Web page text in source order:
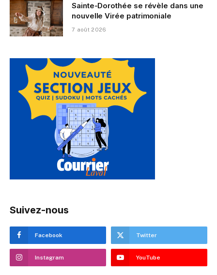
Sainte-Dorothée se révèle dans une
nouvelle Virée patrimoniale
7 août 2026
Suivez-nous
Facebook Twitter
Instagram YouTube